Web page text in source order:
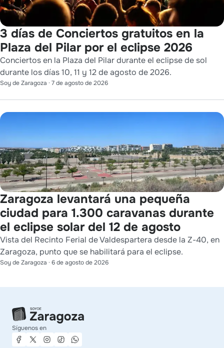
3 días de Conciertos gratuitos en la
Plaza del Pilar por el eclipse 2026
Conciertos en la Plaza del Pilar durante el eclipse de sol
durante los días 10, 11 y 12 de agosto de 2026.
Soy de Zaragoza · 7 de agosto de 2026
Zaragoza levantará una pequeña
ciudad para 1.300 caravanas durante
el eclipse solar del 12 de agosto
Vista del Recinto Ferial de Valdespartera desde la Z-40, en
Zaragoza, punto que se habilitará para el eclipse.
Soy de Zaragoza · 6 de agosto de 2026
Síguenos en